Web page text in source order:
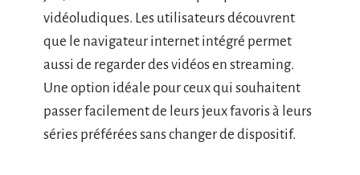
vidéoludiques. Les utilisateurs découvrent
que le navigateur internet intégré permet
aussi de regarder des vidéos en streaming.
Une option idéale pour ceux qui souhaitent
passer facilement de leurs jeux favoris à leurs
séries préférées sans changer de dispositif.